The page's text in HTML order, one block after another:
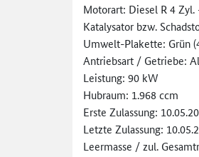
Motorart: Diesel R 4
Katalysator bzw.
Umwelt-Plakette: Grün
Antriebsart / Getriebe:
Leistung: 90 kW
Hubraum: 1.968 ccm
Erste Zulassung:
Letzte Zulassung:
Leermasse / zul.